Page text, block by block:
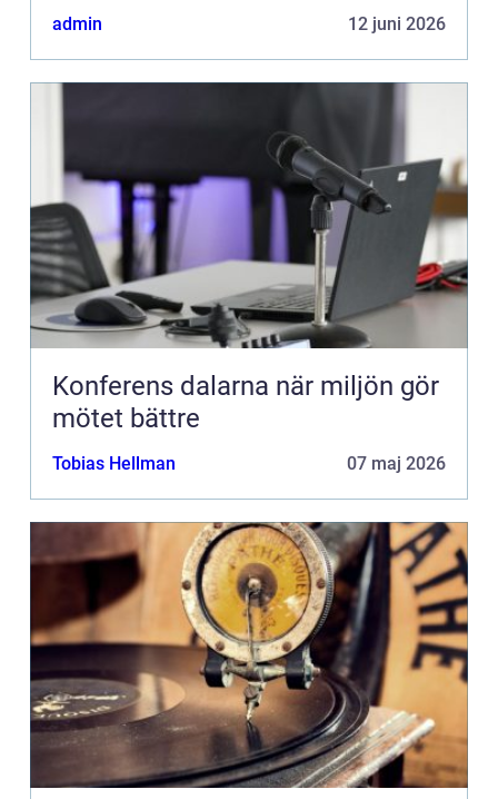
admin 12 juni 2026
Konferens dalarna när miljön gör
mötet bättre
Tobias Hellman 07 maj 2026